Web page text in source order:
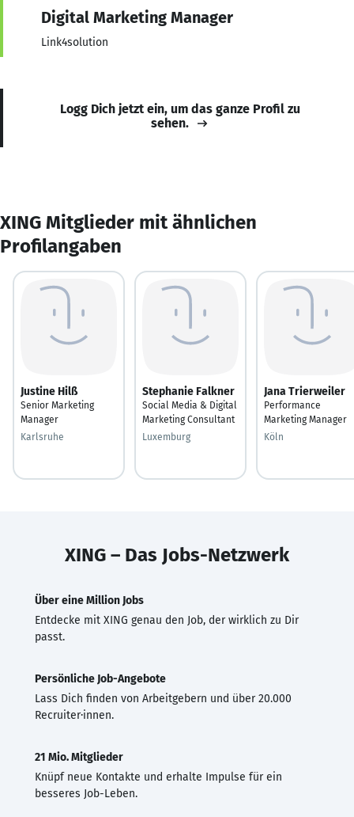
Digital Marketing Manager
Link4solution
Logg Dich jetzt ein, um das ganze Profil zu
sehen.
XING Mitglieder mit ähnlichen
Profilangaben
Justine Hilß
Senior Marketing
Manager
Karlsruhe
Stephanie Falkner
Social Media & Digital
Marketing Consultant
Luxemburg
Jana Trierweiler
Performance
Marketing Manager
Köln
XING – Das Jobs-Netzwerk
Über eine Million Jobs
Entdecke mit XING genau den Job, der wirklich zu Dir
passt.
Persönliche Job-Angebote
Lass Dich finden von Arbeitgebern und über 20.000
Recruiter·innen.
21 Mio. Mitglieder
Knüpf neue Kontakte und erhalte Impulse für ein
besseres Job-Leben.